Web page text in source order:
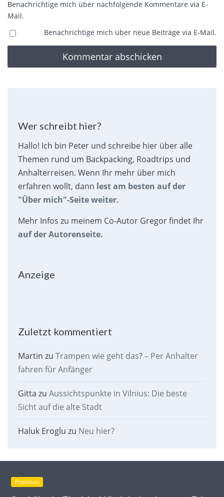
Benachrichtige mich über nachfolgende Kommentare via E-
Mail.
Benachrichtige mich über neue Beiträge via E-Mail.
Wer schreibt hier?
Hallo! Ich bin Peter und schreibe hier über alle
Themen rund um Backpacking, Roadtrips und
Anhalterreisen. Wenn Ihr mehr über mich
erfahren wollt, dann lest am besten auf der
"Über mich"-Seite weiter.
Mehr Infos zu meinem Co-Autor Gregor findet Ihr
auf der Autorenseite.
Anzeige
Zuletzt kommentiert
Martin zu Trampen wie geht das? – Per Anhalter
fahren für Anfänger
Gitta zu Aussichtspunkte in Vilnius: Die beste
Sicht auf die alte Stadt
Haluk Eroglu zu Neu hier?
Previous